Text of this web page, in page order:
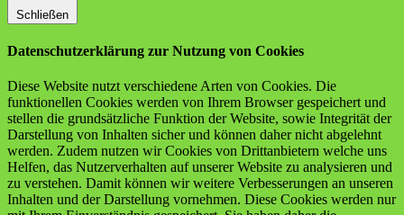
Schließen
Datenschutzerklärung zur Nutzung von Cookies
Diese Website nutzt verschiedene Arten von Cookies. Die
funktionellen Cookies werden von Ihrem Browser gespeichert und
stellen die grundsätzliche Funktion der Website, sowie Integrität der
Darstellung von Inhalten sicher und können daher nicht abgelehnt
werden. Zudem nutzen wir Cookies von Drittanbietern welche uns
Helfen, das Nutzerverhalten auf unserer Website zu analysieren und
zu verstehen. Damit können wir weitere Verbesserungen an unseren
Inhalten und der Darstellung vornehmen. Diese Cookies werden nur